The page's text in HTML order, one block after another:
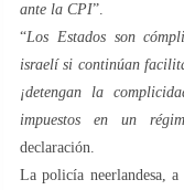
ante la CPI”.
“Los Estados son
israelí si continúan
¡detengan la
impuestos en un
declaración.
La policía neerlandesa,